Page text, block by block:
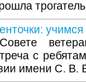
с
имени С. В.